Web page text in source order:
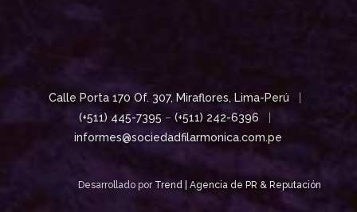
Calle Porta 170 Of. 307, Miraflores, Lima-Perú |
(+511) 445-7395 –(+511) 242-6396 |
informes@sociedadfilarmonica.com.pe
Desarrollado por Trend | Agencia de PR & Reputación